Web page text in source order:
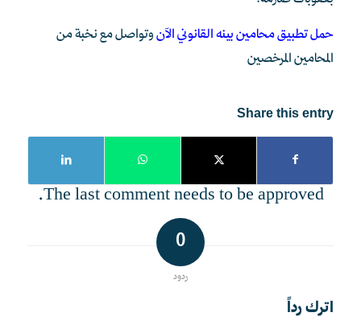
حمل تطبيق محامين بينه القانوني الآنوتواصل مع نخبة من
المحامين المرخصين
Share this entry
The last comment needs to be approved.
0
ردود
اترك رداً